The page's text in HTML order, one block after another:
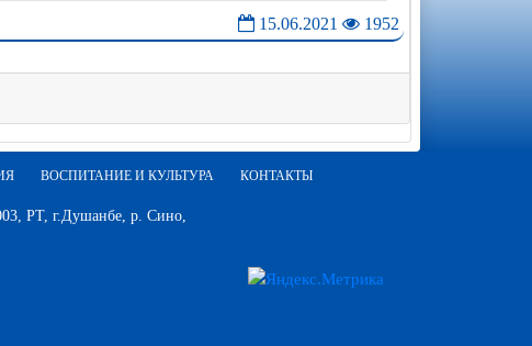
15.06.2021 1952
ВОСПИТАНИЕ И КУЛЬТУРА КОНТАКТЫ
РТ, г.Душанбе, р. Сино,